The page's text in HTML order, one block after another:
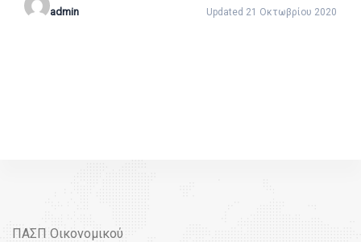
admin Updated 21 Οκτωβρίου 2020
ΠΑΣΠ Οικονομικού